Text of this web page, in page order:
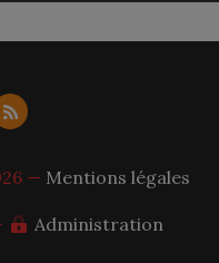
— Mentions légales
Administration